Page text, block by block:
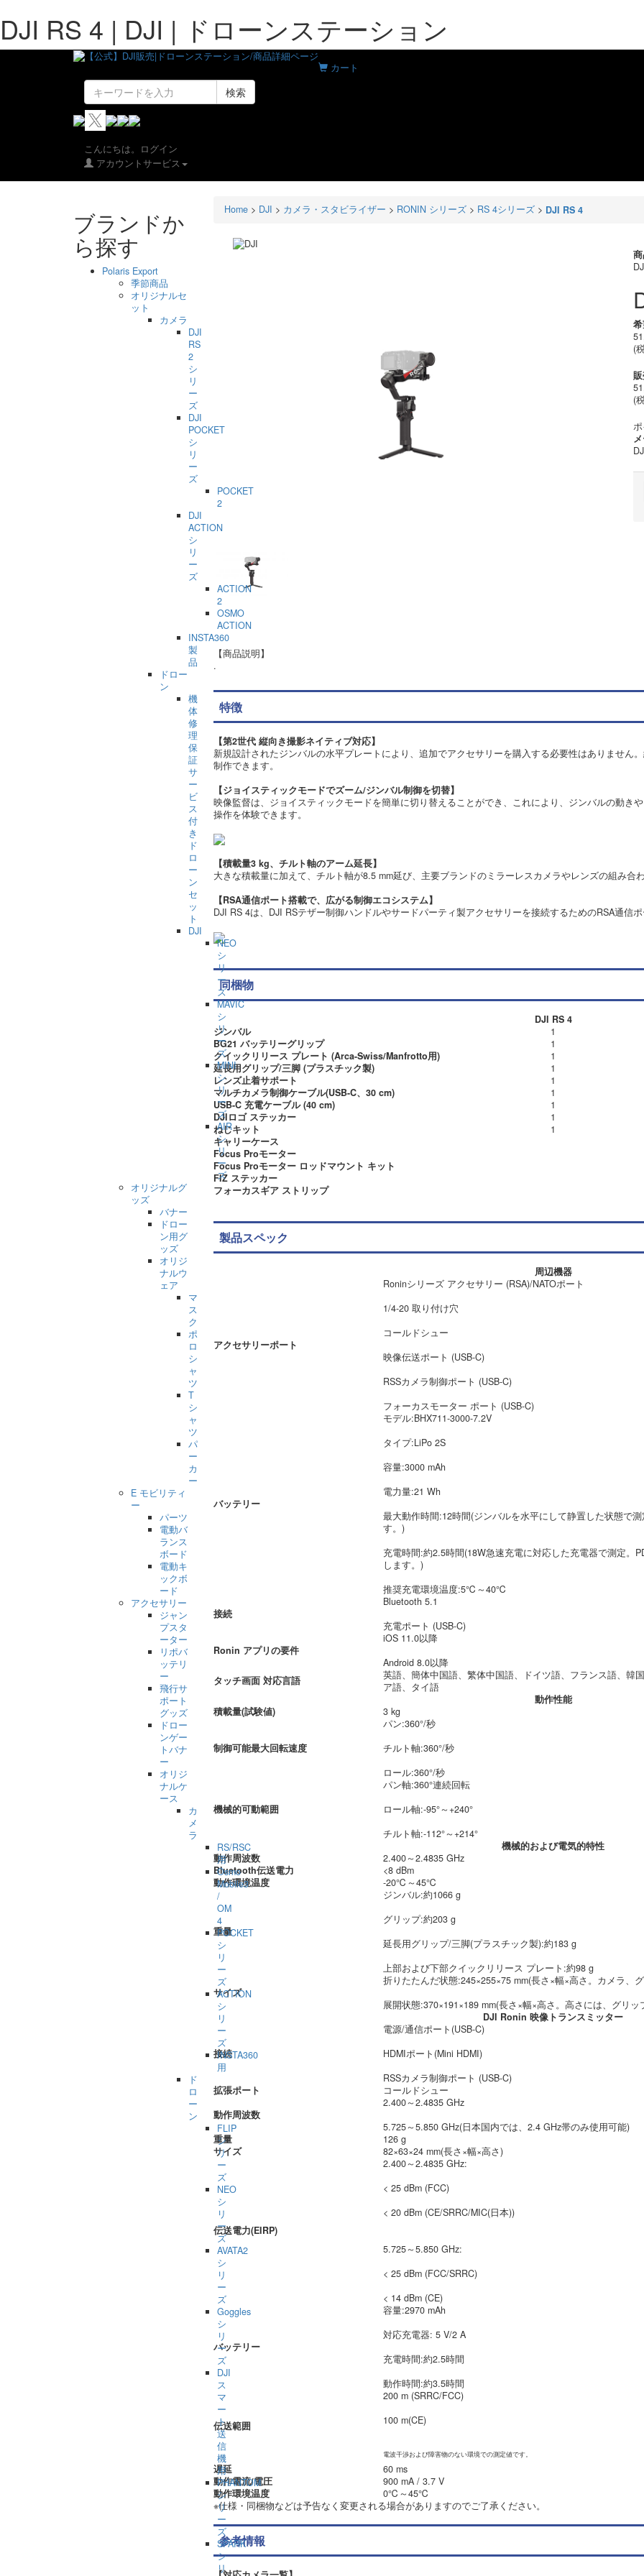
DJI RS 4 | DJI | ドローンステーション
カート
検索
こんにちは。ログイン
アカウントサービス
Home > DJI > カメラ・スタビライザー > RONIN シリーズ > RS 4シリーズ > DJI RS 4
(
(
ポ
【商品説明】
.
特徴
【第2世代 縦向き撮影ネイティブ対応】
新規設計されたジンバルの水平プレートにより、追加でアクセサリーを購入する必要性はありません
制作できます。
【ジョイスティックモードでズーム/ジンバル制御を切替】
映像監督は、ジョイスティックモードを簡単に切り替えることができ、これにより、ジンバルの動き
操作を体験できます。
【積載量3 kg、チルト軸のアーム延長】
大きな積載量に加えて、チルト軸が8.5 mm延び、主要ブランドのミラーレスカメラやレンズの組み合
【RSA通信ポート搭載で、広がる制御エコシステム】
DJI RS 4は、DJI RSテザー制御ハンドルやサードパーティ製アクセサリーを接続するためのRSA通信ポ
同梱物
DJI RS 4
ジンバル
1
BG21 バッテリーグリップ
1
クイックリリース プレート (Arca-Swiss/Manfrotto用)
1
延長用グリップ/三脚 (プラスチック製)
1
レンズ止着サポート
1
マルチカメラ制御ケーブル(USB-C、30 cm)
1
USB-C 充電ケーブル (40 cm)
1
DJIロゴ ステッカー
1
ねじキット
1
キャリーケース
Focus Proモーター
Focus Proモーター ロッドマウント キット
FIZ ステッカー
フォーカスギア ストリップ
製品スペック
周辺機器
アクセサリーポート
Roninシリーズ アクセサリー (RSA)/NATOポート
1/4-20 取り付け穴
‌コールドシュー
映像伝送ポート (USB-C)
RSSカメラ制御ポート (USB-C)
フォーカスモーター ポート (USB-C)
バッテリー
モデル:BHX711-3000-7.2‌‌V
タイプ:LiPo 2S
容量:3000 mAh
電力量:21 Wh
最大動作時間:12時間(ジンバルを水平にして静置した状態で
す。)
充電時間:約2.5時間(18W急速充電に対応した充電器で測定。
します。)
推奨充電環境温度:5℃～40℃
接続
Bluetooth 5.1
充電ポート (USB-C)
Ronin アプリの要件
iOS 11.0以降
Android 8.0以降
タッチ画面 対応言語
英語、簡体中国語、繁体中国語、ドイツ語、フランス語、韓
ア語、タイ語
動作性能
積載量(試験値)
3 kg
制御可能最大回転速度
パン:360°/秒
チルト軸:360°/秒
ロール:360°/秒
機械的可動範囲
パン軸:360°連続回転
ロール軸:-95°～+240°
チルト軸:-112°～+214°
機械的および電気的特性
動作周波数
2.400～2.4835 GHz
Bluetooth伝送電力
<8 dBm
動作環境温度
-20℃～45℃
重量
‌ジンバル:約1066 g
グリップ:約203 g
‌延長用グリップ/三脚(プラスチック製):約183 g
上部および下部クイックリリース プレート:約98 g
サイズ
折りたたんだ状態:245×255×75 mm(長さ×幅×高さ。カメラ、
展開状態:370×191×189 mm(長さ×幅×高さ。高さには、グリ
DJI Ronin 映像トランスミッター
接続
電源/通信ポート(USB-C)
HDMIポート(Mini HDMI)
RSSカメラ制御ポート (USB-C)
拡張ポート
コールドシュー
動作周波数
2.400～2.4835 GHz
5.725～5.850 GHz(日本国内では、2.4 GHz帯のみ使用可能)
重量
126 g
サイズ
82×63×24 mm(長さ×幅×高さ)
伝送電力(EIRP)
‌2.400～2.4835 GHz:
< 25 dBm (FCC)
< 20 dBm (CE/SRRC/MIC(日本))
5.725～5.850 GHz:
< 25 dBm (FCC/SRRC)
< 14 dBm (CE)
バッテリー
容量:2970 mAh
対応充電器: 5 V/2 A
充電時間:約2.5時間
動作時間:約3.5時間
伝送範囲
200 m (SRRC/FCC)
100 m(CE)
‌電波干渉および障害物のない環境での測定値です。
遅延
60 ms
動作電流/電圧
900 mA / 3.7 V
動作環境温度
0℃～45℃
※仕様・同梱物などは予告なく変更される場合がありますのでご了承ください。
参考情報
ブランドか
ら探す
Polaris Export
季節商品
オリジナルセ
ット
カメラ
DJI
RS
2
シ
リ
ー
ズ
DJI
POCKET
シ
リ
ー
ズ
POCKET
2
DJI
ACTION
シ
リ
ー
ズ
ACTION
2
OSMO
ACTION
INSTA360
製
品
ドロー
ン
機
体
修
理
保
証
サ
ー
ビ
ス
付
き
ド
ロ
ー
ン
セ
ッ
ト
DJI
NEO
シ
リ
ー
ズ
MAVIC
シ
リ
ー
ズ
MINI
シ
リ
ー
ズ
AIR
シ
リ
ー
ズ
オリジナルグ
ッズ
バナー
ドロー
ン用グ
ッズ
オリジ
ナルウ
ェア
マ
ス
ク
ポ
ロ
シ
ャ
ツ
T
シ
ャ
ツ
パ
ー
カ
ー
E モビリティ
ー
パーツ
電動バ
ランス
ボード
電動キ
ックボ
ード
アクセサリー
ジャン
プスタ
ーター
リポバ
ッテリ
ー
飛行サ
ポート
グッズ
ドロー
ンゲー
トバナ
ー
オリジ
ナルケ
ース
カ
メ
ラ
RS/RSC
用
Osmo
Mobile3
/
OM
4
POCKET
シ
リ
ー
ズ
ACTION
シ
リ
ー
ズ
INSTA360
用
ド
ロ
ー
ン
FLIP
シ
リ
ー
ズ
NEO
シ
リ
ー
ズ
AVATA2
シ
リ
ー
ズ
Goggles
シ
リ
ー
ズ
DJI
ス
マ
ー
ト
送
信
機
用
PHANTOM
シ
リ
ー
ズ
SPARK
シ
リ